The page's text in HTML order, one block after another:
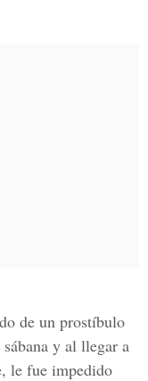
de un prostíbulo
y al llegar a
le fue impedido